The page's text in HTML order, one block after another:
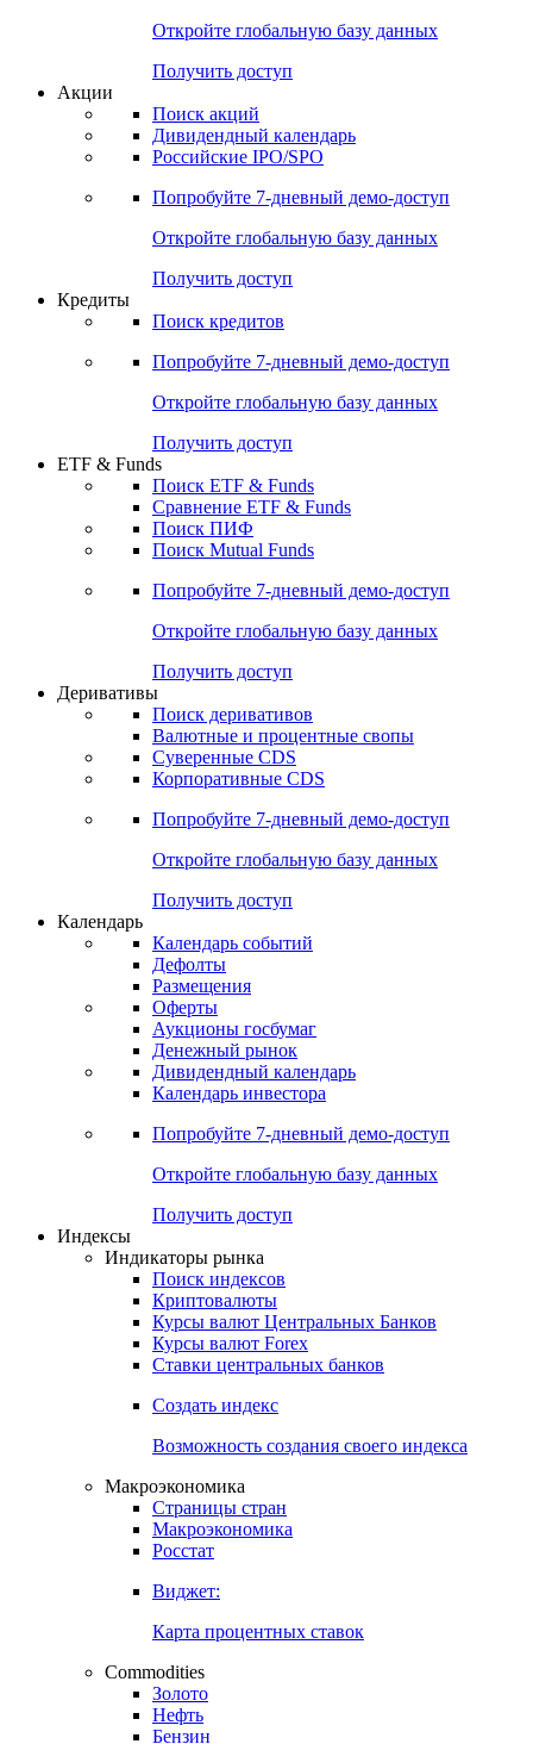
Опросы
Попробуйте7-дневный
Откройте глобальную базу данных
Получить доступ
Поиск акций
Российские IPO/SPO
Попробуйте7-дневный
Откройте глобальную базу данных
Получить доступ
Поиск кредитов
Попробуйте7-дневный
Откройте глобальную базу данных
Получить доступ
ETF & Funds
Сравнение ETF & Funds
Поиск Mutual Funds
Попробуйте7-дневный
Откройте глобальную базу данных
Получить доступ
Деривативы
Валютные и процентные свопы
Корпоративные CDS
Попробуйте7-дневный
Откройте глобальную базу данных
Получить доступ
Календарь
Календарь событий
Дефолты
Размещения
Оферты
Денежный рынок
Календарь инвестора
Попробуйте7-дневный
Откройте глобальную базу данных
Получить доступ
Индикаторы рынка
Поиск индексов
Курсы валют Центральных Банков
Ставки центральных банков
Создать индекс
Возможность создания своего индекса
Страницы стран
Росстат
Виджет:
Карта процентных ставок